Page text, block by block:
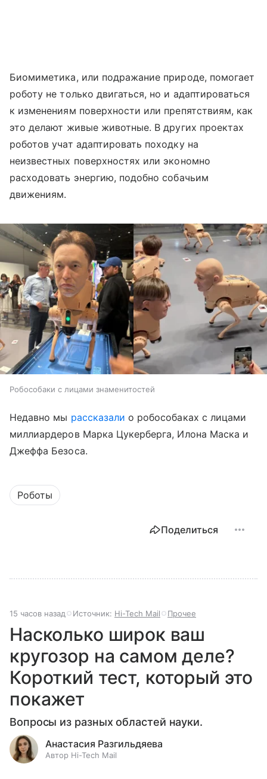
Биомиметика, или подражание природе, помогает
роботу не только двигаться, но и адаптироваться
к изменениям поверхности или препятствиям, как
это делают живые животные. В других проектах
роботов учат адаптировать походку на
неизвестных поверхностях или экономно
расходовать энергию, подобно собачьим
движениям.
Робособаки с лицами знаменитостей
Недавно мы рассказали о робособаках с лицами
миллиардеров Марка Цукерберга, Илона Маска и
Джеффа Безоса.
Роботы
Поделиться
15 часов назад Источник: Hi-Tech Mail Прочее
Насколько широк ваш
кругозор на самом деле?
Короткий тест, который это
покажет
Вопросы из разных областей науки.
Анастасия Разгильдяева
Автор Hi-Tech Mail